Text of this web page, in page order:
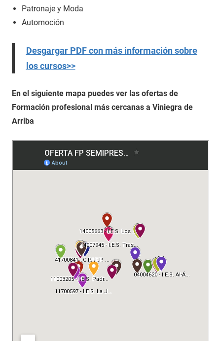
Patronaje y Moda
Automoción
Desgargar PDF con más información sobre
los cursos>>
En el siguiente mapa puedes ver las ofertas de
Formación profesional más cercanas a Viniegra de
Arriba